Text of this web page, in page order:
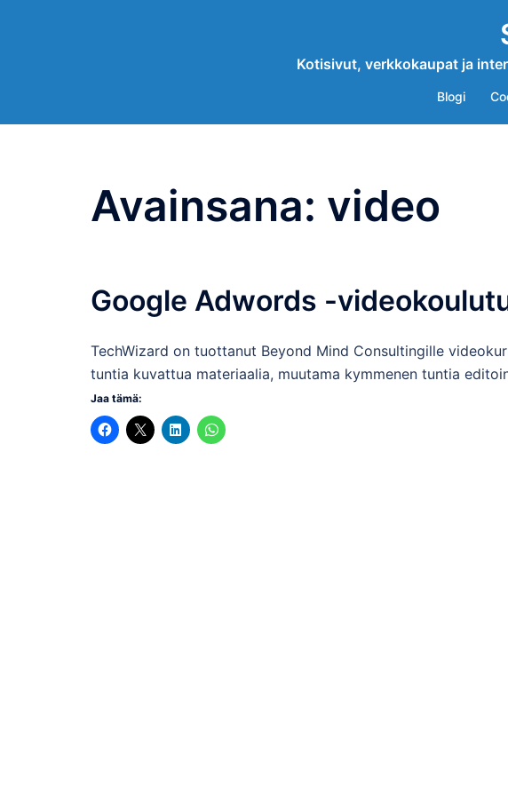
Kotisivut, verkkokaupat ja
Blogi
Avainsana: video
Google Adwords -
TechWizard on tuottanut Beyond Mind Consultingille
tuntia kuvattua materiaalia, muutama kymmenen tuntia
Jaa tämä: